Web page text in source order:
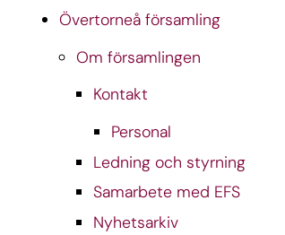
Övertorneå församling
Om församlingen
Kontakt
Personal
Ledning och styrning
Samarbete med EFS
Nyhetsarkiv